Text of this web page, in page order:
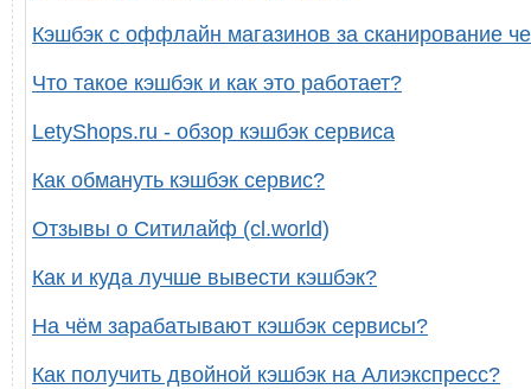
Кэшбэк с оффлайн магазинов за сканирование
Что такое кэшбэк и как это работает?
LetyShops.ru - обзор кэшбэк сервиса
Как обмануть кэшбэк сервис?
Отзывы о Ситилайф (cl.world)
Как и куда лучше вывести кэшбэк?
На чём зарабатывают кэшбэк сервисы?
Как получить двойной кэшбэк на Алиэкспресс?